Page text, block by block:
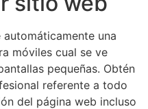
una
móviles cual se ve
pequeñas. Obtén
referente a todo
del página web incluso